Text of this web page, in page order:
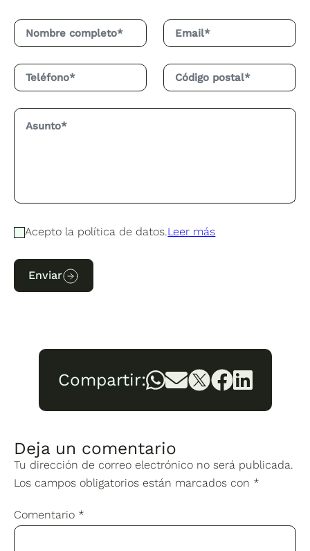
Acepto la política de datos.Leer más
Enviar
Compartir:
Deja un comentario
Tu dirección de correo electrónico no será publicada.
Los campos obligatorios están marcados con *
Comentario *